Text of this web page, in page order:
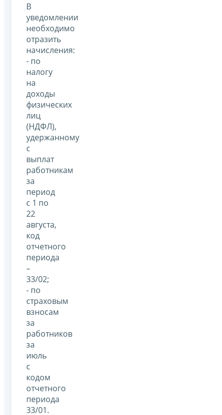
В
уведомлении
необходимо
отразить
начисления:
- по
налогу
на
доходы
физических
лиц
(НДФЛ),
удержанному
с
выплат
работникам
за
период
с 1 по
22
августа,
код
отчетного
периода
–
33/02;
- по
страховым
взносам
за
работников
за
июль
с
кодом
отчетного
периода
33/01.